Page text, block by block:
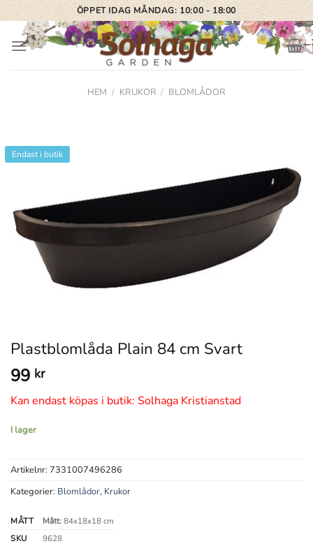
Skip
to
content
ÖPPET IDAG MÅNDAG: 10:00 - 18:00
HEM / KRUKOR / BLOMLÅDOR
Endast i butik
Plastblomlåda Plain 84 cm Svart
99 kr
Kan endast köpas i butik: Solhaga Kristianstad
I lager
Artikelnr: 7331007496286
Kategorier: Blomlådor, Krukor
MÅTT Mått:84x18x18 cm
SKU
9628